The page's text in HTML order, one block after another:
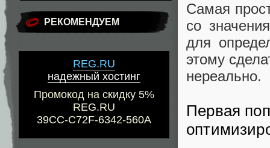
РЕКОМЕНДУЕМ
REG.RU
надежный хостинг
Промокод на скидку 5%
REG.RU
39CC-C72F-6342-560A
Самая
со
для
этому
нереально.
Первая